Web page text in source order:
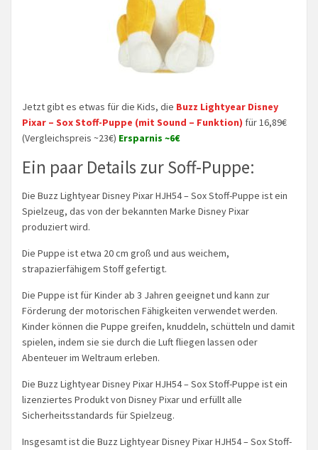
Jetzt gibt es etwas für die Kids, die Buzz Lightyear Disney
Pixar – Sox Stoff-Puppe (mit Sound – Funktion) für 16,89€
(Vergleichspreis ~23€) Ersparnis ~6€
Ein paar Details zur Soff-Puppe:
Die Buzz Lightyear Disney Pixar HJH54 – Sox Stoff-Puppe ist ein
Spielzeug, das von der bekannten Marke Disney Pixar
produziert wird.
Die Puppe ist etwa 20 cm groß und aus weichem,
strapazierfähigem Stoff gefertigt.
Die Puppe ist für Kinder ab 3 Jahren geeignet und kann zur
Förderung der motorischen Fähigkeiten verwendet werden.
Kinder können die Puppe greifen, knuddeln, schütteln und damit
spielen, indem sie sie durch die Luft fliegen lassen oder
Abenteuer im Weltraum erleben.
Die Buzz Lightyear Disney Pixar HJH54 – Sox Stoff-Puppe ist ein
lizenziertes Produkt von Disney Pixar und erfüllt alle
Sicherheitsstandards für Spielzeug.
Insgesamt ist die Buzz Lightyear Disney Pixar HJH54 – Sox Stoff-